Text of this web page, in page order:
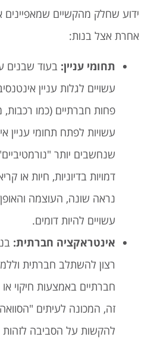
ידוע שחלק מהקשיים שמאפיינים
אחרת אצל בנות:
תחומי עניין: בעוד שבנים
עשויים לגלות עניין
פחות חברתיים (כמו
עשויות לפתח תחומי עניין
שנחשבים יותר
דמויות בדיוניות, חיות או
נראה שונה, העוצמה
עשויים להיות דומים.
אינטראקציה חברתית:
רצון להשתלב חברתית
חברתיים באמצעות חיקוי או
להקשות על הסביבה